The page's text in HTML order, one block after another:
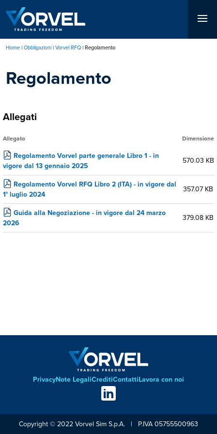
contenuto
principale
di
pane
Home Obbligazioni Vorvel RFQ Regolamento
Regolamento
Allegati
Allegato Dimensione
Regolamento Vorvel parte generale Libro 1 - in
vigore dal 13 gennaio 2025
570.03 KB
Regolamento Vorvel RFQ Libro 2 (ITA) - in vigore dal
1° luglio 2024
357.07 KB
Guida alla Negoziazione - in vigore dal 24 marzo
2026
379.08 KB
Footer
PrivacyNote LegaliCreditiContattiLavora con noi
Social
links
Copyright © 2022 Vorvel Sim S.p.A. | P.IVA 05755500963